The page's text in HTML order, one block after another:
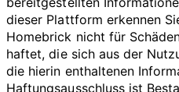
dieser Plattform erkennen
Homebrick nicht für
haftet, die sich aus der
die hierin enthaltenen
Haftungsausschluss ist